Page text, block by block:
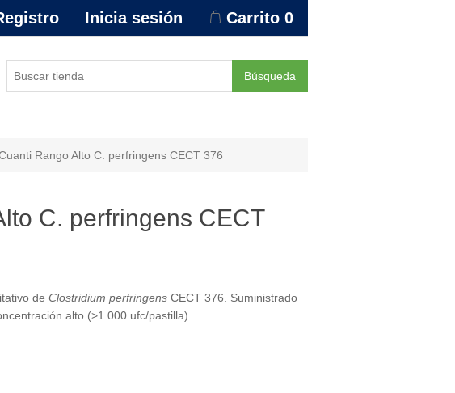
Inicia sesión Carrito 0
Búsqueda
Rango Alto C. perfringens CECT 376
C. perfringens CECT
de Clostridium perfringens CECT 376. Suministrado
alto (>1.000 ufc/pastilla)